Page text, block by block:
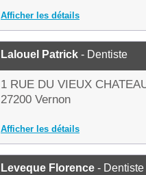
Afficher les détails
Lalouel Patrick - Dentiste
1 RUE DU VIEUX
27200 Vernon
Afficher les détails
Leveque Florence - Dentiste